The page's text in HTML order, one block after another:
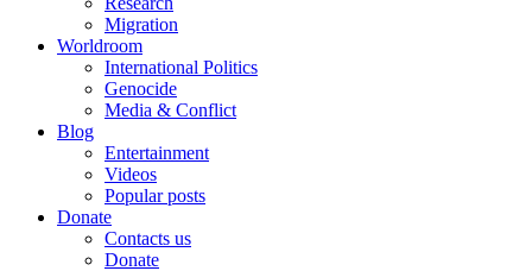
Migration
Worldroom
International Politics
Genocide
Media & Conflict
Blog
Entertainment
Videos
Popular posts
Donate
Contacts us
Donate